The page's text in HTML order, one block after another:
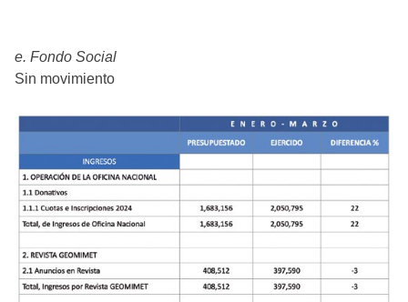
e. Fondo Social
Sin movimiento